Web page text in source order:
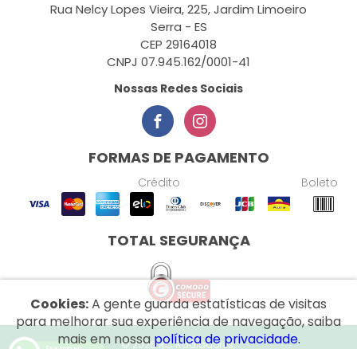
Rua Nelcy Lopes Vieira, 225, Jardim Limoeiro
Serra - ES
CEP 29164018
CNPJ 07.945.162/0001-41
Nossas Redes Sociais
FORMAS DE PAGAMENTO
Crédito Boleto
TOTAL SEGURANÇA
Cookies:A gente guarda estatísticas de visitas
para melhorar sua experiência de navegação, saiba
mais em nossapolítica de privacidade.
© 2026 RC Radiadores.